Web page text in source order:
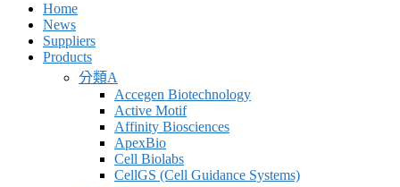
Home
News
Suppliers
Products
分類A
Accegen Biotechnology
Active Motif
Affinity Biosciences
ApexBio
Cell Biolabs
CellGS (Cell Guidance Systems)